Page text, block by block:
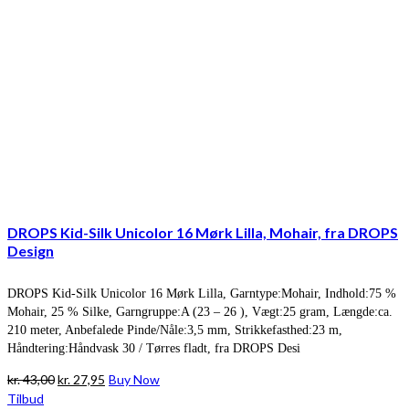
DROPS Kid-Silk Unicolor 16 Mørk Lilla, Mohair, fra DROPS
Design
DROPS Kid-Silk Unicolor 16 Mørk Lilla, Garntype:Mohair, Indhold:75 %
Mohair, 25 % Silke, Garngruppe:A (23 – 26 ), Vægt:25 gram, Længde:ca.
210 meter, Anbefalede Pinde/Nåle:3,5 mm, Strikkefasthed:23 m,
Håndtering:Håndvask 30 / Tørres fladt, fra DROPS Desi
kr.43,00Den
kr. 27,95 Den
Buy Now
Tilbud